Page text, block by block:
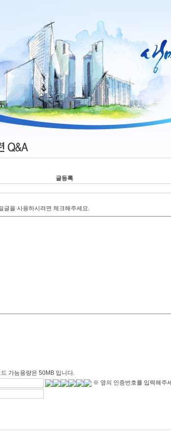
글등록
글을 사용하시려면 체크해주세요.
드 가능용량은 50MB 입니다.
※ 옆의 인증번호를 입력해주